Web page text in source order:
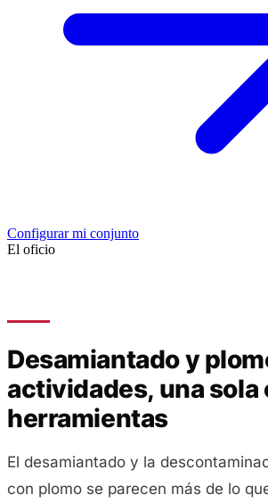
Configurar mi conjunto
El oficio
Desamiantado y
actividades, una sola
herramientas
El desamiantado y la
con plomo se parecen más de lo